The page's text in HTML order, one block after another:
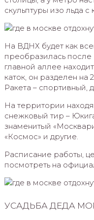
скульптуры изо льда с
На ВДНХ будет как
преобразилась после
главной аллее
каток, он разделен на
Ракета – спортивный,
На территории
снежковый тир –
знаменитый
«Космос» и другие.
Расписание работы,
посмотреть на
УСАДЬБА ДЕДА